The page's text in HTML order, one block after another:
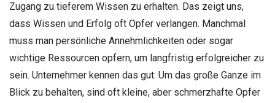
Zugang zu tieferem Wissen zu erhalten. Das zeigt uns,
dass Wissen und Erfolg oft Opfer verlangen. Manchmal
muss man persönliche Annehmlichkeiten oder sogar
wichtige Ressourcen opfern, um langfristig erfolgreicher zu
sein. Unternehmer kennen das gut: Um das große Ganze im
Blick zu behalten, sind oft kleine, aber schmerzhafte Opfer